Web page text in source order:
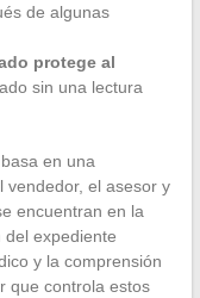
de algunas
protege al
sin una lectura
en una
vendedor, el asesor y
encuentran en la
expediente
y la comprensión
que controla estos